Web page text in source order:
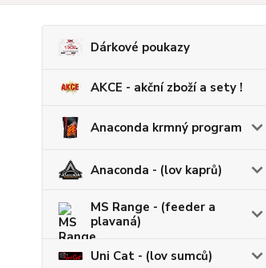
Dárkové poukazy
AKCE - akční zboží a sety !
Anaconda krmný program
Anaconda - (lov kaprů)
MS Range - (feeder a
plavaná)
Uni Cat - (lov sumců)